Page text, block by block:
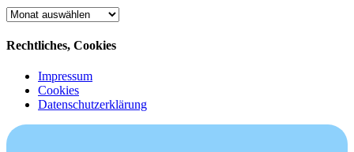
Archiv
Rechtliches, Cookies
Impressum
Cookies
Datenschutzerklärung